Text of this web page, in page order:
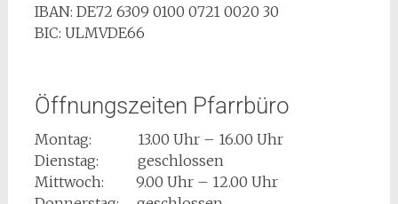
IBAN: DE72 6309 0100 0721 0020 30
BIC: ULMVDE66
Öffnungszeiten Pfarrbüro
Montag: 13.00 Uhr – 16.00 Uhr
Dienstag: geschlossen
Mittwoch: 9.00 Uhr – 12.00 Uhr